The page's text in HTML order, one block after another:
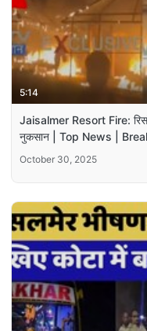
5:14
Jaisalmer Resort Fire:
नुकसान | Top News |
October 30, 2025